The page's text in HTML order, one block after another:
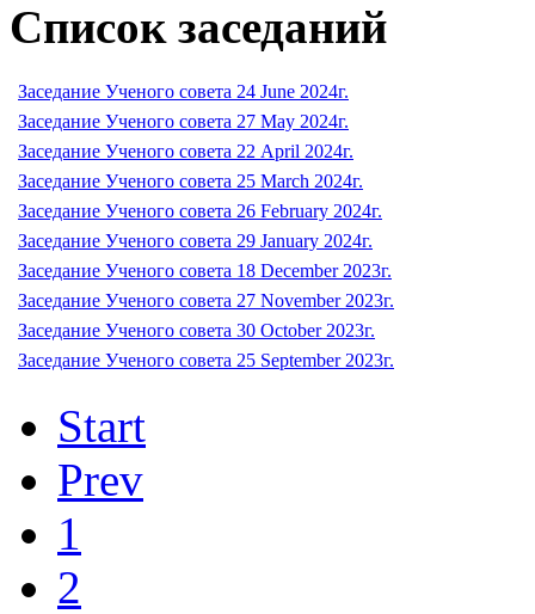
Список заседаний
Заседание Ученого совета 24 June 2024г.
Заседание Ученого совета 27 May 2024г.
Заседание Ученого совета 22 April 2024г.
Заседание Ученого совета 25 March 2024г.
Заседание Ученого совета 26 February 2024г.
Заседание Ученого совета 29 January 2024г.
Заседание Ученого совета 18 December 2023г.
Заседание Ученого совета 27 November 2023г.
Заседание Ученого совета 30 October 2023г.
Заседание Ученого совета 25 September 2023г.
Start
Prev
1
2